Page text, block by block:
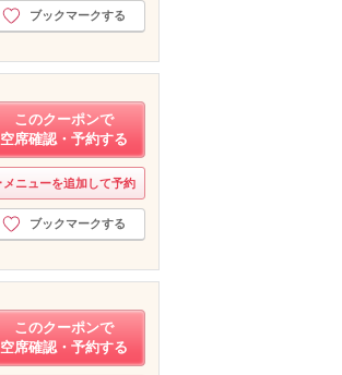
ブックマークする
このクーポンで
空席確認・予約する
メニューを追加して予約
ブックマークする
このクーポンで
空席確認・予約する